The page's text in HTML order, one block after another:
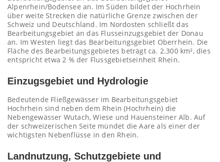
Alpenrhein/Bodensee an. Im Süden bildet der Hochrhein
über weite Strecken die natürliche Grenze zwischen der
Schweiz und Deutschland. Im Nordosten schließt das
Bearbeitungsgebiet an das Flusseinzugsgebiet der Donau
an. Im Westen liegt das Bearbeitungsgebiet Oberrhein. Die
Fläche des Bearbeitungsgebietes beträgt ca. 2.300 km², dies
entspricht etwa 2 % der Flussgebietseinheit Rhein.
Einzugsgebiet und Hydrologie
Bedeutende Fließgewässer im Bearbeitungsgebiet
Hochrhein sind neben dem Rhein (Hochrhein) die
Nebengewässer Wutach, Wiese und Hauensteiner Alb. Auf
der schweizerischen Seite mündet die Aare als einer der
wichtigsten Nebenflüsse in den Rhein.
Landnutzung, Schutzgebiete und